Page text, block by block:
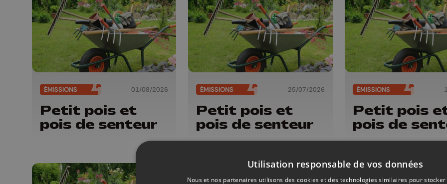
ÉMISSIONS 01/08/2026
Petit pois et
pois de senteur
ÉMISSIONS 25/07/2026
Petit pois et
pois de senteur
ÉMISSIONS
Petit pois
pois de
Utilisation responsable de vos données
Nous et nos partenaires utilisons des cookies et des technologies similaires pour